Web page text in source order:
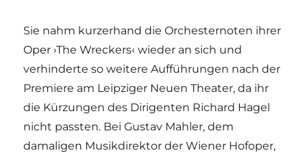
Sie nahm kurzerhand die Orchesternoten ihrer
Oper ›The Wreckers‹ wieder an sich und
verhinderte so weitere Aufführungen nach der
Premiere am Leipziger Neuen Theater, da ihr
die Kürzungen des Dirigenten Richard Hagel
nicht passten. Bei Gustav Mahler, dem
damaligen Musikdirektor der Wiener Hofoper,